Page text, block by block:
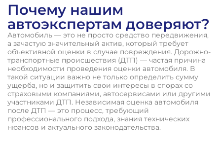
Почему нашим
автоэкспертам доверяют?
Автомобиль — это не просто средство передвижения,
а зачастую значительный актив, который требует
объективной оценки в случае повреждения. Дорожно-
транспортные происшествия (ДТП) — частая причина
необходимости проведения оценки автомобиля. В
такой ситуации важно не только определить сумму
ущерба, но и защитить свои интересы в спорах со
страховыми компаниями, автосервисами или другими
участниками ДТП. Независимая оценка автомобиля
после ДТП — это процесс, требующий
профессионального подхода, знания технических
нюансов и актуального законодательства.